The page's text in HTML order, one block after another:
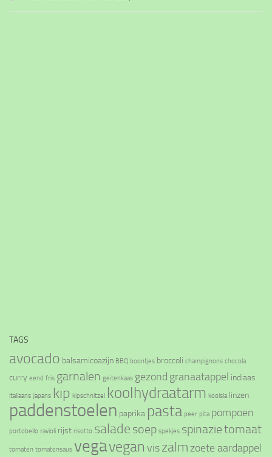
TAGS
avocado balsamicoazijn BBQ boontjes broccoli champignons chocola
curry eend fris garnalen geitenkaas gezond granaatappel indiaas
italiaans Japans kip kipschnitzel koolhydraatarm koolsla linzen
paddenstoelen paprika pasta peer pita pompoen
portobello ravioli rijst risotto salade soep spekjes spinazietomaat
tomaten tomatensaus vegavegan vis zalm zoete aardappel